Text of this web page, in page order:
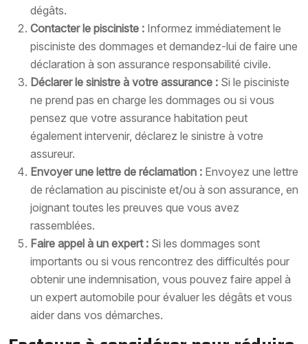
dégâts.
Contacter le pisciniste : Informez immédiatement le
pisciniste des dommages et demandez-lui de faire une
déclaration à son assurance responsabilité civile.
Déclarer le sinistre à votre assurance : Si le pisciniste
ne prend pas en charge les dommages ou si vous
pensez que votre assurance habitation peut
également intervenir, déclarez le sinistre à votre
assureur.
Envoyer une lettre de réclamation : Envoyez une lettre
de réclamation au pisciniste et/ou à son assurance, en
joignant toutes les preuves que vous avez
rassemblées.
Faire appel à un expert : Si les dommages sont
importants ou si vous rencontrez des difficultés pour
obtenir une indemnisation, vous pouvez faire appel à
un expert automobile pour évaluer les dégâts et vous
aider dans vos démarches.